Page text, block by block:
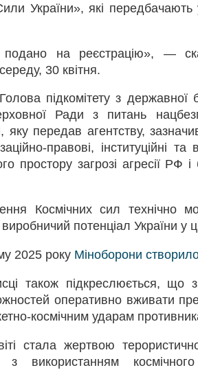
України», які
подано на реєстрацію», —
30 квітня.
підкомітету з
Ради з питань
яку передав агентству,
правові, інституційні та
простору загрозі агресії РФ
Космічних сил технічно
потенціал України у
2025 року Міноборони
також підкреслюється, що
оперативно вживати
космічним ударам
стала жертвою
з використанням